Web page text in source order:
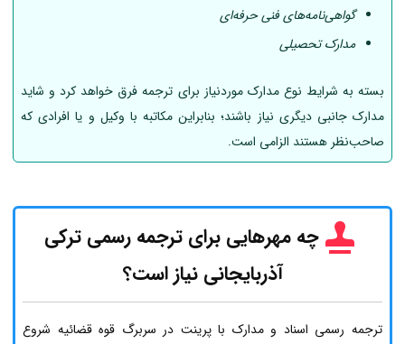
گواهی‌نامه‌های فنی حرفه‌ای
مدارک تحصیلی
بسته به شرایط نوع مدارک موردنیاز برای ترجمه فرق خواهد کرد و شاید
مدارک جانبی دیگری نیاز باشند؛ بنابراین مکاتبه با وکیل و یا افرادی که
صاحب‌نظر هستند الزامی است.
چه مهرهایی برای ترجمه رسمی ترکی
آذربایجانی نیاز است؟
ترجمه رسمی اسناد و مدارک با پرینت در سربرگ قوه قضائیه شروع